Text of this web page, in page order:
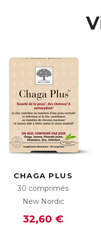
●
CHAGA PLUS
30 comprimés
New Nordic
32,60 €